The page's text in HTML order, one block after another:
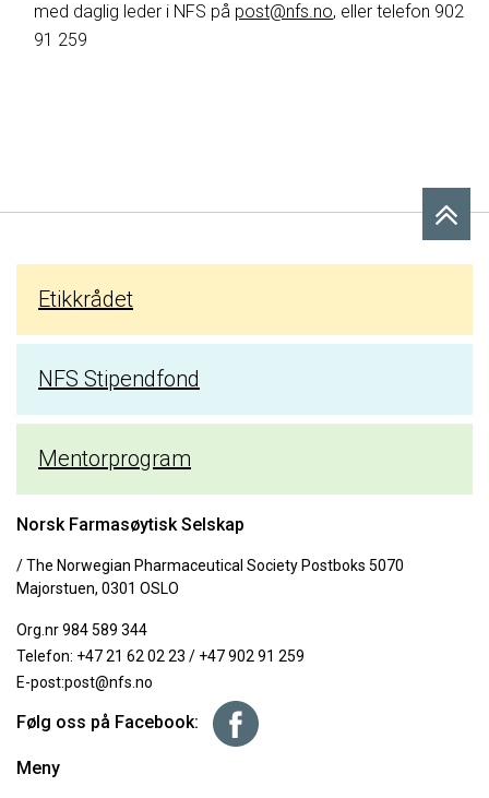
med daglig leder i NFS på post@nfs.no, eller telefon 902
91 259
Etikkrådet
NFS Stipendfond
Mentorprogram
Norsk Farmasøytisk Selskap
/ The Norwegian Pharmaceutical Society Postboks 5070
Majorstuen, 0301 OSLO
Org.nr 984 589 344
Telefon: +47 21 62 02 23 / +47 902 91 259
E-post:post@nfs.no
Følg oss på Facebook:
Meny